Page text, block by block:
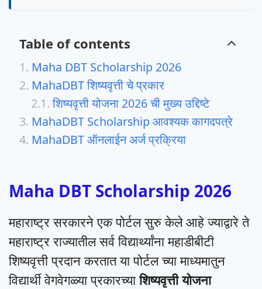
Table of contents
Maha DBT Scholarship 2026
MahaDBT शिष्यवृत्ती चे प्रकार
शिष्यवृत्ती योजना 2026 ची मुख्य उद्दिष्टे
MahaDBT Scholarship आवश्यक कागदपत्रे
MahaDBT ऑनलाईन अर्ज प्रक्रिया
Maha DBT Scholarship 2026
महाराष्ट्र सरकारने एक पोर्टल सुरु केले आहे ज्याद्वारे ते
महाराष्ट्र राज्यातील सर्व विद्यार्थ्यांना महाडीबीटी
शिष्यवृत्ती प्रदान करतात या पोर्टल च्या माध्यमातुन
विद्यार्थी वेगवेगळ्या प्रकारच्याशिष्यवृत्ती योजना